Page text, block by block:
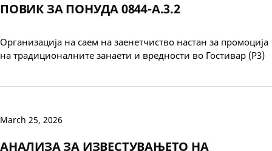
ПОВИК ЗА ПОНУДА 0844-А.3.2
Организација на саем на заенетчиство настан за промоција
на традиционалните занаети и вредности во Гостивар (Р3)
March 25, 2026
АНАЛИЗА ЗА ИЗВЕСТУВАЊЕТО НА